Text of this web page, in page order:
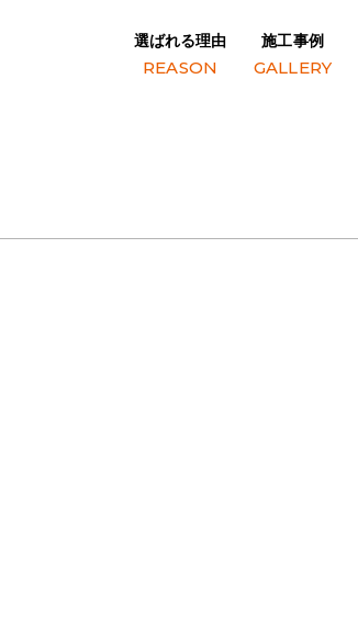
選ばれる理由
REASON
施工事例
GALLERY